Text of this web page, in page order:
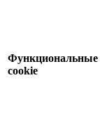
Функциональные
cookie